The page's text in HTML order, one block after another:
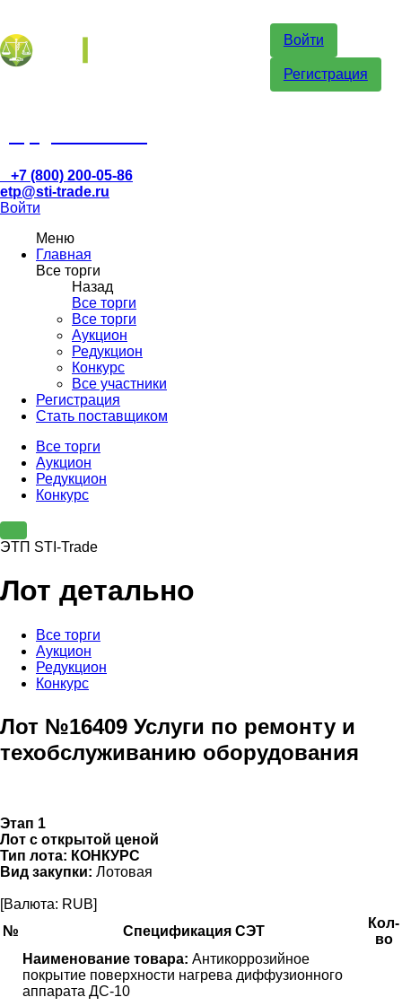
Войти
Регистрация
+7 (800) 200-05-86
etp@sti-trade.ru
Войти
Меню
Главная
Все торги
Назад
Все торги
Все торги
Аукцион
Редукцион
Конкурс
Все участники
Регистрация
Стать поставщиком
Все торги
Аукцион
Редукцион
Конкурс
ЭТП STI-Trade
Лот детально
Все торги
Аукцион
Редукцион
Конкурс
Лот №16409 Услуги по ремонту и
техобслуживанию оборудования
Этап 1
Лот с открытой ценой
Тип лота: КОНКУРС
Вид закупки: Лотовая
[Валюта: RUB]
№
Спецификация СЭТ
Кол-
во
Наименование товара: Антикоррозийное
покрытие поверхности нагрева диффузионного
аппарата ДС-10